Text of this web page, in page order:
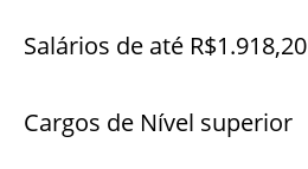
Salários de até R$1.918,20
Cargos de Nível superior